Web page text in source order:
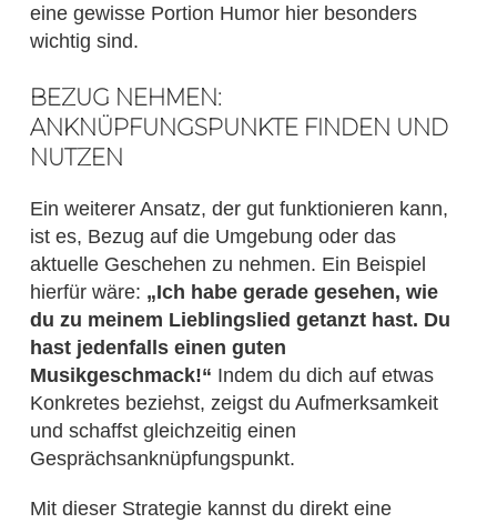
eine gewisse Portion Humor hier besonders
wichtig sind.
BEZUG NEHMEN:
ANKNÜPFUNGSPUNKTE FINDEN UND
NUTZEN
Ein weiterer Ansatz, der gut funktionieren kann,
ist es, Bezug auf die Umgebung oder das
aktuelle Geschehen zu nehmen. Ein Beispiel
hierfür wäre: „Ich habe gerade gesehen, wie
du zu meinem Lieblingslied getanzt hast. Du
hast jedenfalls einen guten
Musikgeschmack!“ Indem du dich auf etwas
Konkretes beziehst, zeigst du Aufmerksamkeit
und schaffst gleichzeitig einen
Gesprächsanknüpfungspunkt.
Mit dieser Strategie kannst du direkt eine